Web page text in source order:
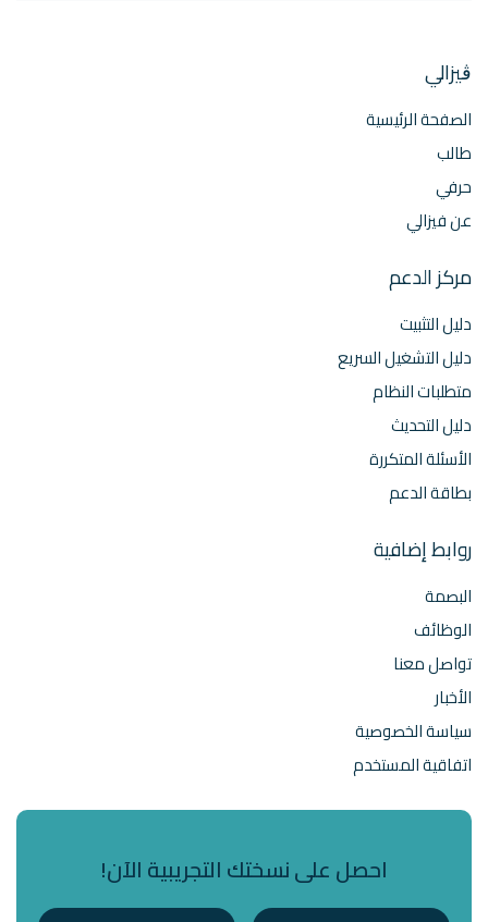
ڨيزالي
الصفحة الرئيسية
طالب
حرفي
عن فيزالي
مركز الدعم
دليل التثبيت
دليل التشغيل السريع
متطلبات النظام
دليل التحديث
الأسئلة المتكررة
بطاقة الدعم
روابط إضافية
البصمة
الوظائف
تواصل معنا
الأخبار
سياسة الخصوصية
اتفاقية المستخدم
احصل على نسختك التجريبية الآن!